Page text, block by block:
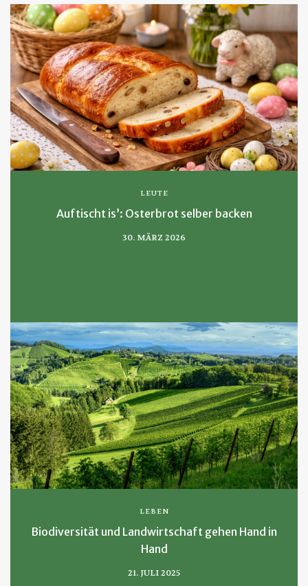
LEUTE
Auftischt is’: Osterbrot selber backen
30. MÄRZ 2026
LEBEN
Biodiversität und Landwirtschaft gehen Hand in
Hand
21. JULI 2025